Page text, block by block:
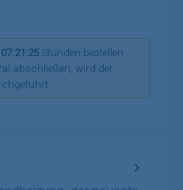
07:21:25 Stunden bestellen
abschließen, wird der